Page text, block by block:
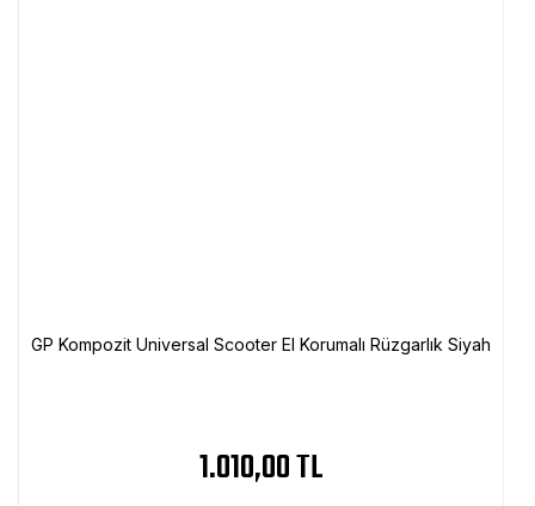
GP Kompozit Universal Scooter El Korumalı Rüzgarlık Siyah
1.010,00 TL